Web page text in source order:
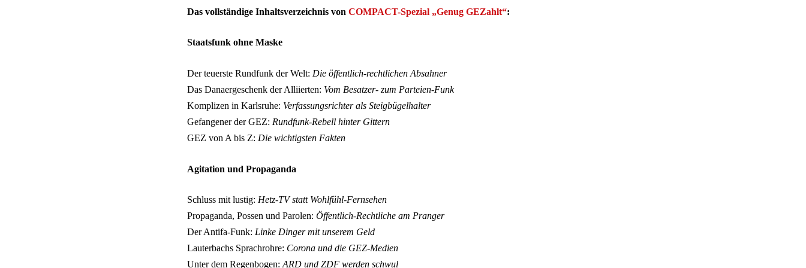
Das vollständige Inhaltsverzeichnis von COMPACT-Spezial „Genug GEZahlt“:
Staatsfunk ohne Maske
Der teuerste Rundfunk der Welt: Die öffentlich-rechtlichen Absahner
Das Danaergeschenk der Alliierten: Vom Besatzer- zum Parteien-Funk
Komplizen in Karlsruhe: Verfassungsrichter als Steigbügelhalter
Gefangener der GEZ: Rundfunk-Rebell hinter Gittern
GEZ von A bis Z: Die wichtigsten Fakten
Agitation und Propaganda
Schluss mit lustig: Hetz-TV statt Wohlfühl-Fernsehen
Propaganda, Possen und Parolen: Öffentlich-Rechtliche am Pranger
Der Antifa-Funk: Linke Dinger mit unserem Geld
Lauterbachs Sprachrohre: Corona und die GEZ-Medien
Unter dem Regenbogen: ARD und ZDF werden schwul